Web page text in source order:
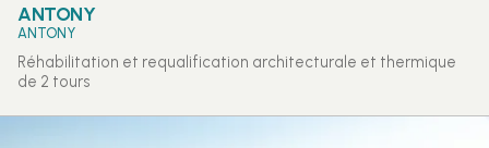
ANTONY
ANTONY
Réhabilitation et requalification architecturale et thermique
de 2 tours